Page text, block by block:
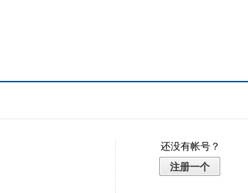
还没有帐号？
注册一个